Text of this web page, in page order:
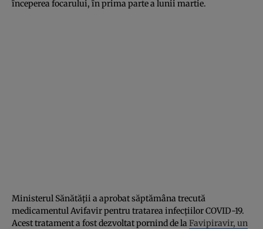
începerea focarului, în prima parte a lunii martie.
Ministerul Sănătăţii a aprobat săptămâna trecută
medicamentul Avifavir pentru tratarea infecțiilor COVID-19.
Acest tratament a fost dezvoltat pornind de la Favipiravir, un